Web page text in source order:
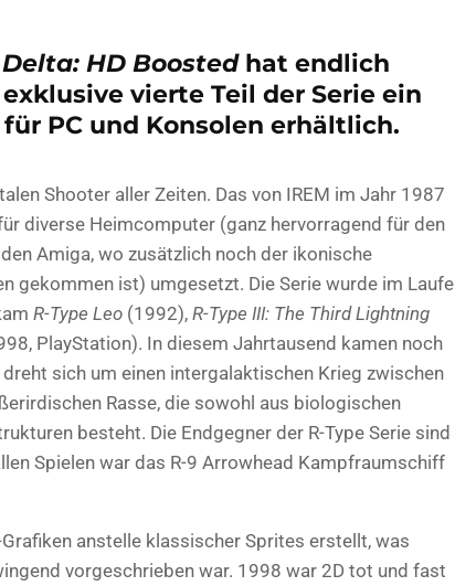
Delta: HD Boostedhat endlich
vierte Teil der Serie ein
PC und Konsolen erhältlich.
Shooter aller Zeiten. Das von IREM im Jahr 1987
diverse Heimcomputer (ganz hervorragend für den
Amiga, wo zusätzlich noch der ikonische
gekommen ist) umgesetzt. Die Serie wurde im Laufe
R-Type Leo (1992), R-Type III: The Third Lightning
PlayStation). In diesem Jahrtausend kamen noch
dreht sich um einen intergalaktischen Krieg zwischen
Rasse, die sowohl aus biologischen
besteht. Die Endgegner der R-Type Serie sind
Spielen war das R-9 Arrowhead Kampfraumschiff
anstelle klassischer Sprites erstellt, was
vorgeschrieben war. 1998 war 2D tot und fast